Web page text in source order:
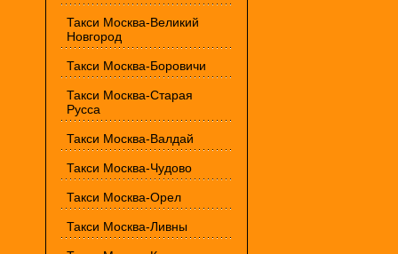
Такси Москва-Великий
Новгород
Такси Москва-Боровичи
Такси Москва-Старая
Русса
Такси Москва-Валдай
Такси Москва-Чудово
Такси Москва-Орел
Такси Москва-Ливны